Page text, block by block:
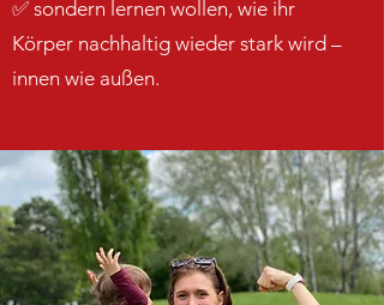
✅ sondern lernen wollen, wie ihr
Körper nachhaltig wieder stark wird –
innen wie außen.